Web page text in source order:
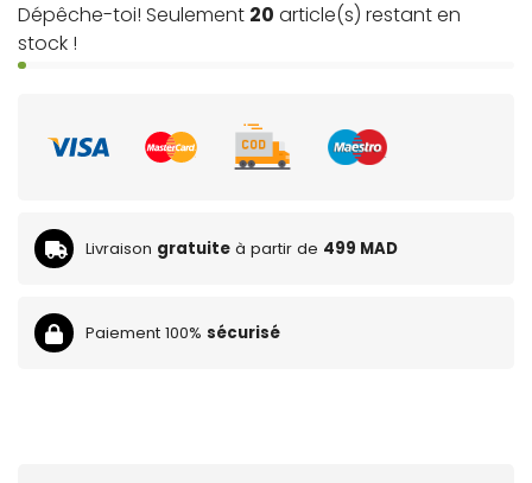
Dépêche-toi! Seulement 20 article(s) restant en
stock !
Livraison gratuite à partir de 499 MAD
Paiement 100% sécurisé